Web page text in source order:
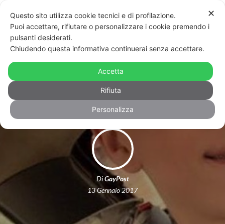
Omofobia in famiglia: uccide il figlio
a coltellate e poi brucia il cadavere
DiGayPost
13 Gennaio 2017
✕
Questo sito utilizza cookie tecnici e di profilazione.
Puoi accettare, rifiutare o personalizzare i cookie premendo i
pulsanti desiderati.
Chiudendo questa informativa continuerai senza accettare.
Accetta
Rifiuta
Personalizza